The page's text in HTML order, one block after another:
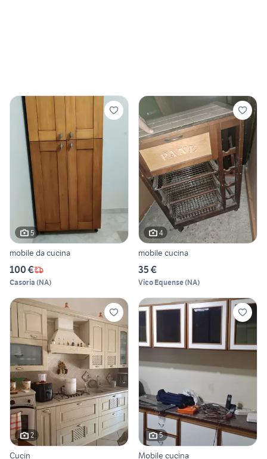
5
mobile da cucina
100 €
Casoria (NA)
4
mobile cucina
35 €
Vico Equense(NA)
2
Cucin
5
Mobile cucina